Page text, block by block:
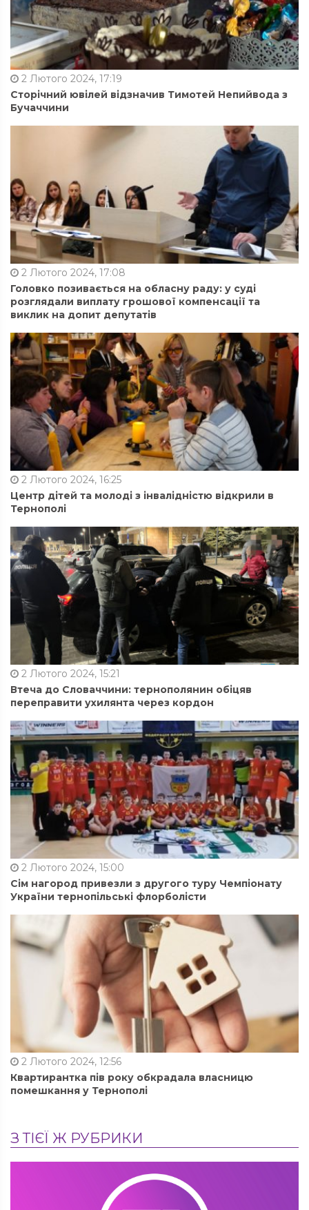
2 Лютого 2024, 17:19
Сторічний ювілей відзначив Тимотей Непийвода з
Бучаччини
2 Лютого 2024, 17:08
Головко позивається на обласну раду: у суді
розглядали виплату грошової компенсації та
виклик на допит депутатів
2 Лютого 2024, 16:25
Центр дітей та молоді з інвалідністю відкрили в
Тернополі
2 Лютого 2024, 15:21
Втеча до Словаччини: тернополянин обіцяв
переправити ухилянта через кордон
2 Лютого 2024, 15:00
Сім нагород привезли з другого туру Чемпіонату
України тернопільські флорболісти
2 Лютого 2024, 12:56
Квартирантка пів року обкрадала власницю
помешкання у Тернополі
З ТІЄЇ Ж РУБРИКИ